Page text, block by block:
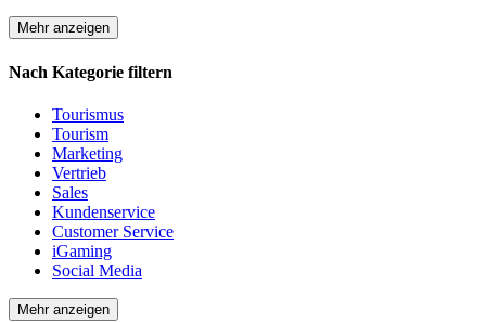
Mehr anzeigen
Nach Kategorie filtern
Tourismus
Tourism
Marketing
Vertrieb
Sales
Kundenservice
Customer Service
iGaming
Social Media
Mehr anzeigen